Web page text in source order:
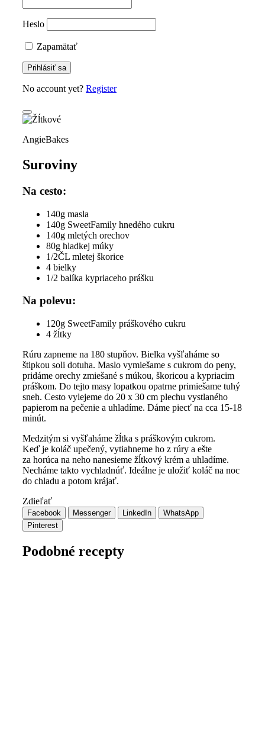
Heslo
Zapamätať
No account yet? Register
AngieBakes
Suroviny
Na cesto:
140g masla
140g SweetFamily hnedého cukru
140g mletých orechov
80g hladkej múky
1/2ČL mletej škorice
4 bielky
1/2 balíka kypriaceho prášku
Na polevu:
120g SweetFamily práškového cukru
4 žĺtky
Rúru zapneme na 180 stupňov. Bielka vyšľaháme so
štipkou soli dotuha. Maslo vymiešame s cukrom do peny,
pridáme orechy zmiešané s múkou, škoricou a kypriacim
práškom. Do tejto masy lopatkou opatrne primiešame tuhý
sneh. Cesto vylejeme do 20 x 30 cm plechu vystlaného
papierom na pečenie a uhladíme. Dáme piecť na cca 15-18
minút.
Medzitým si vyšľaháme žĺtka s práškovým cukrom.
Keď je koláč upečený, vytiahneme ho z rúry a ešte
za horúca na neho nanesieme žĺtkový krém a uhladíme.
Necháme takto vychladnúť. Ideálne je uložiť koláč na noc
do chladu a potom krájať.
Zdieľať
Facebook Messenger LinkedIn
WhatsApp
Pinterest
Podobné recepty